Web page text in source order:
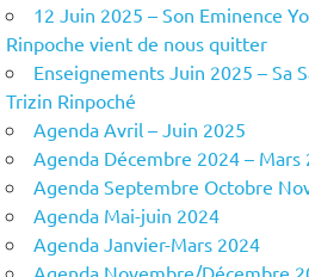
12 Juin 2025 – Son Eminence
Rinpoche vient de nous quitter
Enseignements Juin 2025 – Sa
Trizin Rinpoché
Agenda Avril – Juin 2025
Agenda Décembre 2024 – Mars
Agenda Septembre Octobre
Agenda Mai-juin 2024
Agenda Janvier-Mars 2024